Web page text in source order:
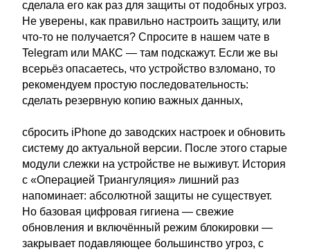
сделала его как раз для защиты от подобных угроз.
Не уверены, как правильно настроить защиту, или
что-то не получается? Спросите в нашем чате в
Telegram или МАКС — там подскажут. Если же вы
всерьёз опасаетесь, что устройство взломано, то
рекомендуем простую последовательность:
сделать резервную копию важных данных,
сбросить iPhone до заводских настроек и обновить
систему до актуальной версии. После этого старые
модули слежки на устройстве не выживут. История
с «Операцией Триангуляция» лишний раз
напоминает: абсолютной защиты не существует.
Но базовая цифровая гигиена — свежие
обновления и включённый режим блокировки —
закрывает подавляющее большинство угроз, с